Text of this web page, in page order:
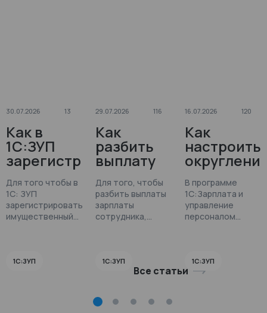
Все статьи
30.07.2026 13
Как в
1С:ЗУП
зарегистр
ировать
имуществ
енный
вычет по
Для того чтобы в
1С: ЗУП
зарегистрировать
имущественный
действия:
1С:ЗУП
29.07.2026 116
Как
разбить
выплату
зарплаты
сотрудник
а 50%
наличным
1С:ЗУП?
Для того, чтобы
разбить выплаты
зарплаты
сотрудника,
1С:ЗУП
16.07.2026 120
Как
настроить
округлени
е сумм к
выплате в
1С:ЗУП?
В программе
1С:Зарплата и
управление
персоналом
и других выплат.
1С:ЗУП